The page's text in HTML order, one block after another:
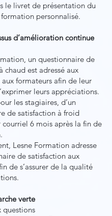
le livret de présentation du
personnalisé.
d’amélioration continue
un questionnaire de
chaud est adressé aux
formateurs afin de leur
leurs appréciations.
les stagiaires, d’un
de satisfaction à froid
courriel 6 mois après la fin de
Lesne Formation adresse
de satisfaction aux
de s’assurer de la qualité
verte
questions